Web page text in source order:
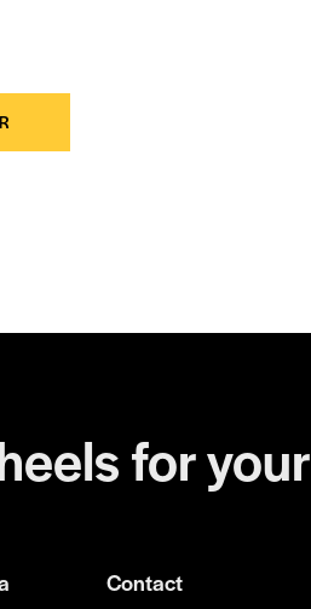
for your
Contact